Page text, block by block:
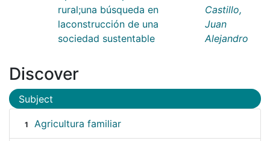
rural;una búsqueda en
laconstrucción de una
sociedad sustentable
Castillo,
Juan
Alejandro
Discover
Subject
1 Agricultura familiar